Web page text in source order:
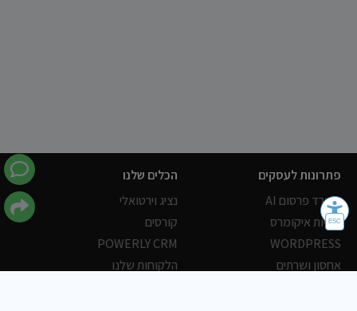
פתרונות לעסקים
משרד פרסום AI
חנויות איקומרס
WORDPRESS
אחסון ושרתים
הכלים שלנו
נציג וירטואלי
קורסים
POWERLY CRM
הלקוחות שלנו